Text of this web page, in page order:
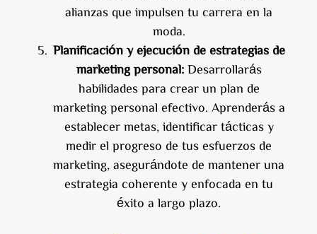
alianzas que impulsen tu carrera en la
moda.
Planificación y ejecución de estrategias de
marketing personal:Desarrollarás
habilidades para crear un plan de
marketing personal efectivo. Aprenderás a
establecer metas, identificar tácticas y
medir el progreso de tus esfuerzos de
marketing, asegurándote de mantener una
estrategia coherente y enfocada en tu
éxito a largo plazo.